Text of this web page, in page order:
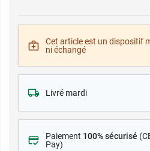
Cet article est un dispositif
ni échangé
Livré mardi
Paiement 100% sécurisé
Pay)